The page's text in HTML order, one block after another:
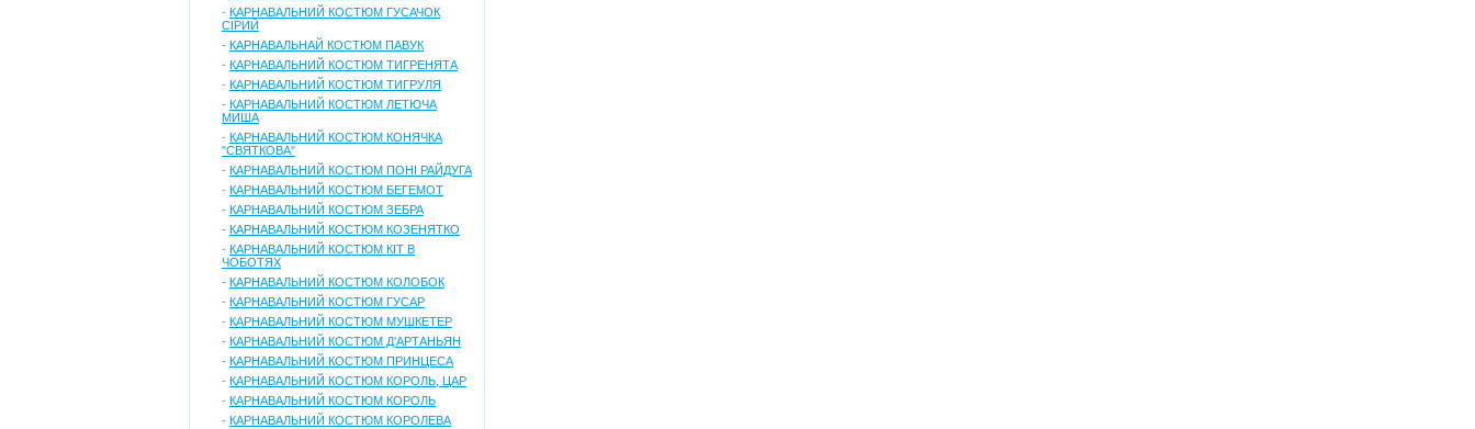
- КАРНАВАЛЬНИЙ КОСТЮМ ГУСАЧОК
СІРИЙ
- КАРНАВАЛЬНАЙ КОСТЮМ ПАВУК
- КАРНАВАЛЬНИЙ КОСТЮМ ТИГРЕНЯТА
- КАРНАВАЛЬНИЙ КОСТЮМ ТИГРУЛЯ
- КАРНАВАЛЬНИЙ КОСТЮМ ЛЕТЮЧА
МИША
- КАРНАВАЛЬНИЙ КОСТЮМ КОНЯЧКА
"СВЯТКОВА"
- КАРНАВАЛЬНИЙ КОСТЮМ ПОНІ РАЙДУГА
- КАРНАВАЛЬНИЙ КОСТЮМ БЕГЕМОТ
- КАРНАВАЛЬНИЙ КОСТЮМ ЗЕБРА
- КАРНАВАЛЬНИЙ КОСТЮМ КОЗЕНЯТКО
- КАРНАВАЛЬНИЙ КОСТЮМ КІТ В
ЧОБОТЯХ
- КАРНАВАЛЬНИЙ КОСТЮМ КОЛОБОК
- КАРНАВАЛЬНИЙ КОСТЮМ ГУСАР
- КАРНАВАЛЬНИЙ КОСТЮМ МУШКЕТЕР
- КАРНАВАЛЬНИЙ КОСТЮМ Д'АРТАНЬЯН
- КАРНАВАЛЬНИЙ КОСТЮМ ПРИНЦЕСА
- КАРНАВАЛЬНИЙ КОСТЮМ КОРОЛЬ, ЦАР
- КАРНАВАЛЬНИЙ КОСТЮМ КОРОЛЬ
- КАРНАВАЛЬНИЙ КОСТЮМ КОРОЛЕВА